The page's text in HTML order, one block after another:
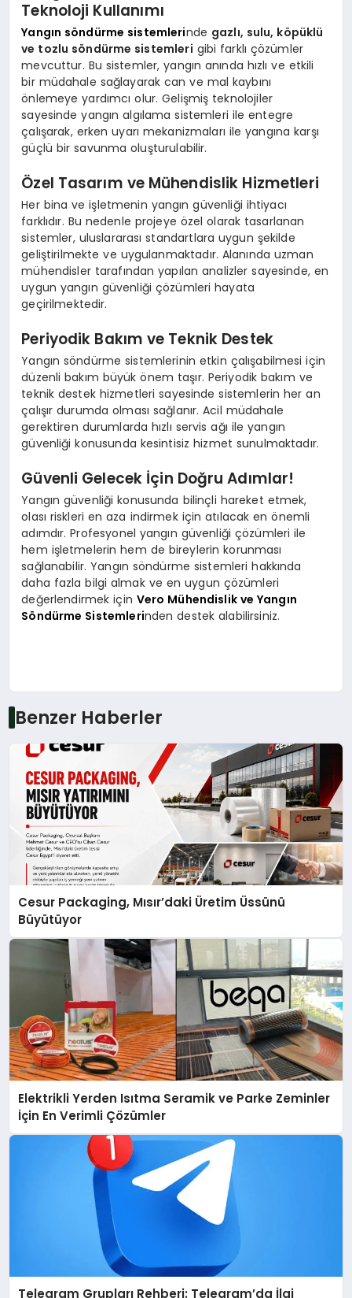
Teknoloji Kullanımı
Yangın söndürme sistemlerinde gazlı, sulu, köpüklü
ve tozlu söndürme sistemleri gibi farklı çözümler
mevcuttur. Bu sistemler, yangın anında hızlı ve etkili
bir müdahale sağlayarak can ve mal kaybını
önlemeye yardımcı olur. Gelişmiş teknolojiler
sayesinde yangın algılama sistemleri ile entegre
çalışarak, erken uyarı mekanizmaları ile yangına karşı
güçlü bir savunma oluşturulabilir.
Özel Tasarım ve Mühendislik Hizmetleri
Her bina ve işletmenin yangın güvenliği ihtiyacı
farklıdır. Bu nedenle projeye özel olarak tasarlanan
sistemler, uluslararası standartlara uygun şekilde
geliştirilmekte ve uygulanmaktadır. Alanında uzman
mühendisler tarafından yapılan analizler sayesinde, en
uygun yangın güvenliği çözümleri hayata
geçirilmektedir.
Periyodik Bakım ve Teknik Destek
Yangın söndürme sistemlerinin etkin çalışabilmesi için
düzenli bakım büyük önem taşır. Periyodik bakım ve
teknik destek hizmetleri sayesinde sistemlerin her an
çalışır durumda olması sağlanır. Acil müdahale
gerektiren durumlarda hızlı servis ağı ile yangın
güvenliği konusunda kesintisiz hizmet sunulmaktadır.
Güvenli Gelecek İçin Doğru Adımlar!
Yangın güvenliği konusunda bilinçli hareket etmek,
olası riskleri en aza indirmek için atılacak en önemli
adımdır. Profesyonel yangın güvenliği çözümleri ile
hem işletmelerin hem de bireylerin korunması
sağlanabilir. Yangın söndürme sistemleri hakkında
daha fazla bilgi almak ve en uygun çözümleri
değerlendirmek için Vero Mühendislik ve Yangın
Söndürme Sistemlerinden destek alabilirsiniz.
Benzer Haberler
Cesur Packaging, Mısır’daki Üretim Üssünü
Büyütüyor
Elektrikli Yerden Isıtma Seramik ve Parke Zeminler
İçin En Verimli Çözümler
Telegram Grupları Rehberi: Telegram’da İlgi